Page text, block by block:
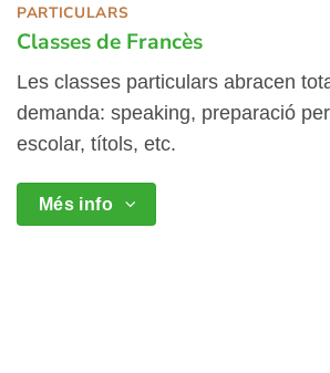
PARTICULARS
Classes de Francès
Les classes particulars abracen
demanda: speaking, preparació
escolar, títols, etc.
Més info